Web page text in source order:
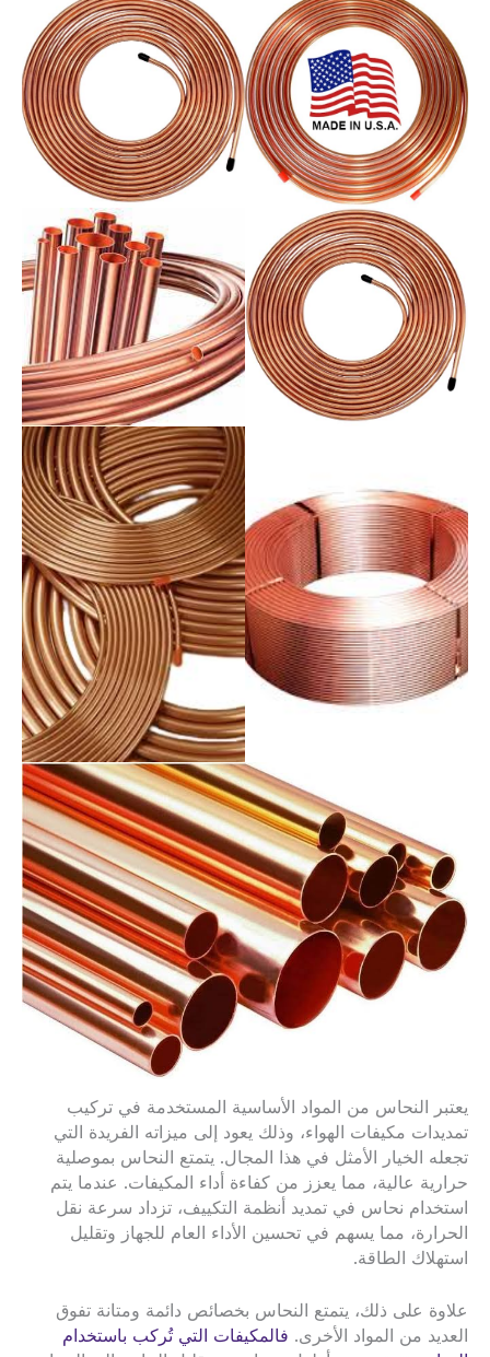
يعتبر النحاس من المواد الأساسية المستخدمة في تركيب
تمديدات مكيفات الهواء، وذلك يعود إلى ميزاته الفريدة التي
تجعله الخيار الأمثل في هذا المجال. يتمتع النحاس بموصلية
حرارية عالية، مما يعزز من كفاءة أداء المكيفات. عندما يتم
استخدام نحاس في تمديد أنظمة التكييف، تزداد سرعة نقل
الحرارة، مما يسهم في تحسين الأداء العام للجهاز وتقليل
استهلاك الطاقة.
علاوة على ذلك، يتمتع النحاس بخصائص دائمة ومتانة تفوق
العديد من المواد الأخرى. فالمكيفات التي تُركب باستخدام